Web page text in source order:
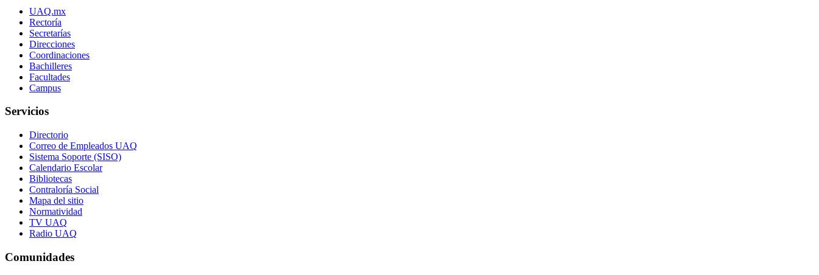
UAQ.mx
Rectoría
Secretarías
Direcciones
Coordinaciones
Bachilleres
Facultades
Campus
Servicios
Directorio
Correo de Empleados UAQ
Sistema Soporte (SISO)
Calendario Escolar
Bibliotecas
Contraloría Social
Mapa del sitio
Normatividad
TV UAQ
Radio UAQ
Comunidades